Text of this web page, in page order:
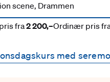
scene, Drammen
fra2 200,–Ordinær pris
med